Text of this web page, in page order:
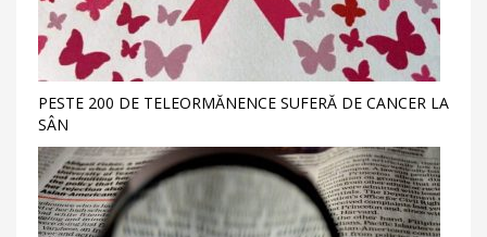
PESTE 200 DE TELEORMĂNENCE SUFERĂ DE CANCER LA
SÂN